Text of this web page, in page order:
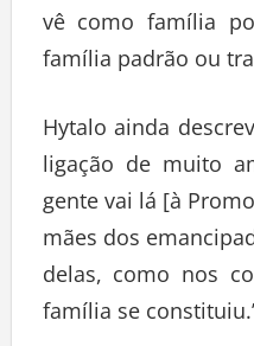
vê como família
família padrão ou
Hytalo ainda
ligação de muito
gente vai lá [à
mães dos
delas, como nos
família se